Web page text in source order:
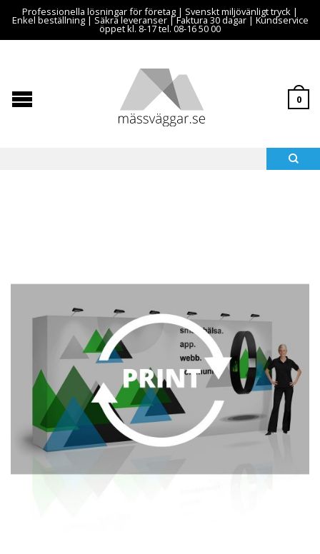
Professionella lösningar för företag | Svenskt miljövänligt tryck |
Enkel beställning | Säkra leveranser | Faktura 30 dagar | Kundservice
öppet kl. 8-17 tel. 08-16 50 00
0